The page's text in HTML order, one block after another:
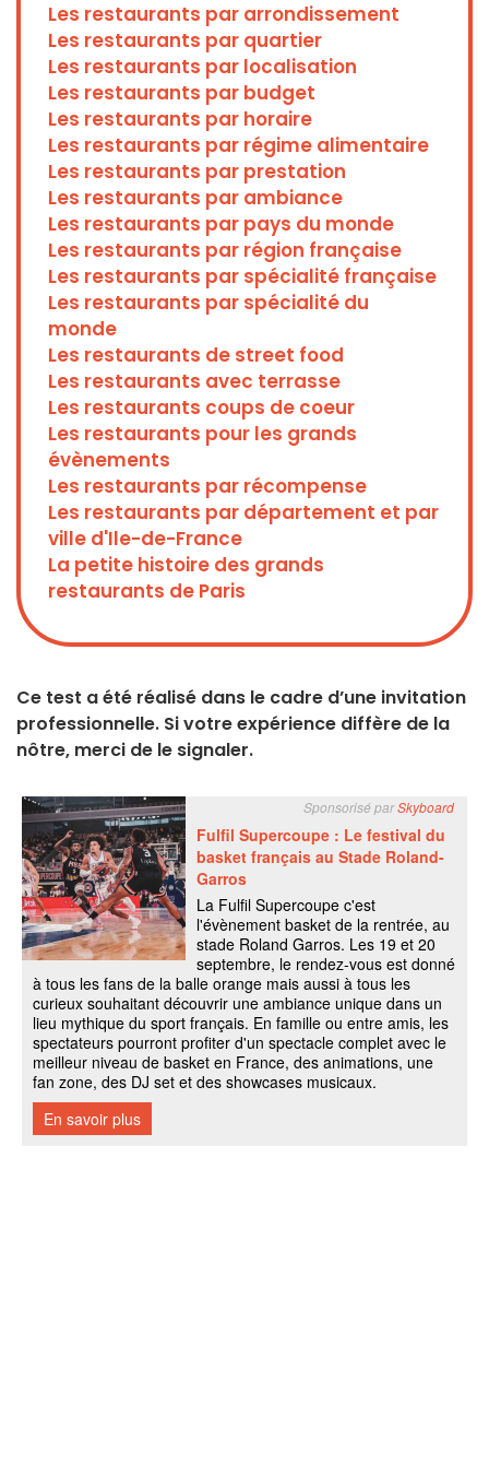
Les restaurants par arrondissement
Les restaurants par quartier
Les restaurants par localisation
Les restaurants par budget
Les restaurants par horaire
Les restaurants par régime alimentaire
Les restaurants par prestation
Les restaurants par ambiance
Les restaurants par pays du monde
Les restaurants par région française
Les restaurants par spécialité française
Les restaurants par spécialité du
monde
Les restaurants de street food
Les restaurants avec terrasse
Les restaurants coups de coeur
Les restaurants pour les grands
évènements
Les restaurants par récompense
Les restaurants par département et par
ville d'Ile-de-France
La petite histoire des grands
restaurants de Paris
Ce test a été réalisé dans le cadre d’une invitation
professionnelle. Si votre expérience diffère de la
nôtre, merci de le signaler.